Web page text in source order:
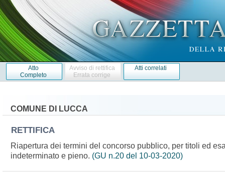
Atto
Completo
Avviso di rettifica
Errata corrige
Atti correlati
COMUNE DI LUCCA
RETTIFICA
Riapertura dei termini del concorso pubblico, per titoli ed
indeterminato e pieno. (GU n.20 del 10-03-2020)